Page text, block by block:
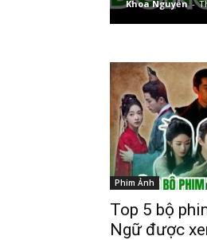
Khoa Nguyễn -
Phim Ảnh
Top 5 bộ
Ngữ được